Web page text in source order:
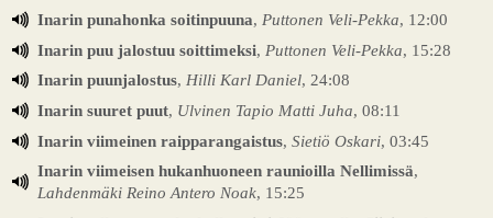
Inarin punahonka soitinpuuna, Puttonen Veli-Pekka, 12:00
Inarin puu jalostuu soittimeksi, Puttonen Veli-Pekka, 15:28
Inarin puunjalostus, Hilli Karl Daniel, 24:08
Inarin suuret puut, Ulvinen Tapio Matti Juha, 08:11
Inarin viimeinen raipparangaistus, Sietiö Oskari, 03:45
Inarin viimeisen hukanhuoneen raunioilla Nellimissä,
Lahdenmäki Reino Antero Noak, 15:25